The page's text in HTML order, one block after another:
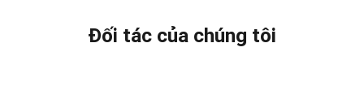
Đối tác của chúng tôi